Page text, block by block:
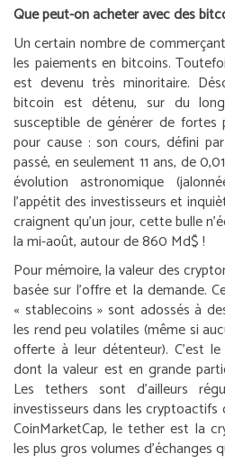
Que peut-on acheter avec des
Un certain nombre de
les paiements en bitcoins.
est devenu très minoritaire.
bitcoin est détenu, sur du
susceptible de générer de fortes
pour cause : son cours, défini
passé, en seulement 11 ans, de
évolution astronomique
l’appétit des investisseurs et
craignent qu’un jour, cette bulle
la mi-août, autour de 860 Md$ !
Pour mémoire, la valeur des
basée sur l’offre et la demande.
« stablecoins » sont adossés à
les rend peu volatiles (même si
offerte à leur détenteur). C’est
dont la valeur est en grande
Les tethers sont d’ailleurs
investisseurs dans les
CoinMarketCap, le tether est la
les plus gros volumes d’échanges